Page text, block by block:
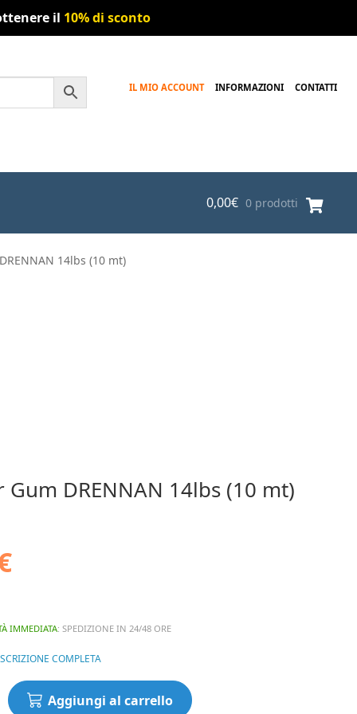
il 10% di sconto
IL MIO ACCOUNT INFORMAZIONI CONTATTI
0,00€ 0 prodotti
14lbs (10 mt)
Gum DRENNAN 14lbs (10 mt)
IMMEDIATA: SPEDIZIONE IN 24/48 ORE
COMPLETA
Aggiungi al carrello